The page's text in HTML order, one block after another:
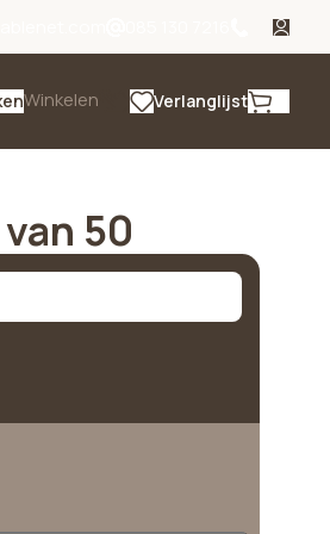
Winkelen Verlanglijst
50